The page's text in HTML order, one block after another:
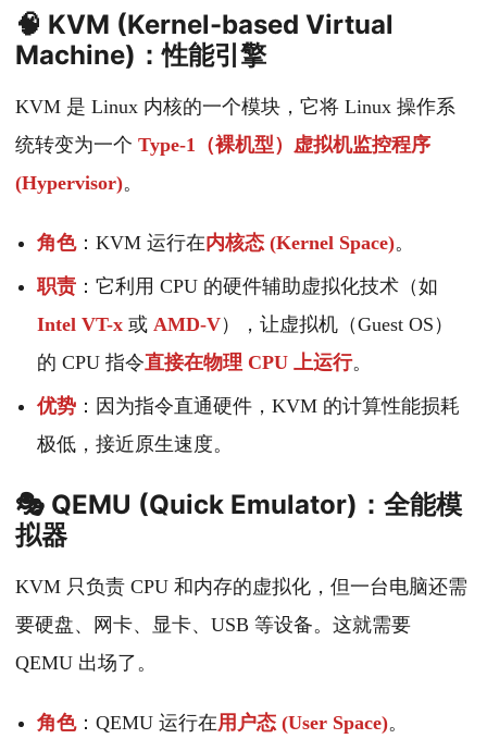
🧠 KVM (Kernel-based Virtual
Machine)：性能引擎
KVM 是 Linux 内核的一个模块，它将 Linux 操作系
统转变为一个 Type-1（裸机型）虚拟机监控程序
(Hypervisor)。
角色：KVM 运行在内核态 (Kernel Space)。
职责 ：它利用 CPU 的硬件辅助虚拟化技术（如
Intel VT-x 或 AMD-V），让虚拟机（Guest OS）
的 CPU 指令直接在物理 CPU 上运行。
优势 ：因为指令直通硬件，KVM 的计算性能损耗
极低，接近原生速度。
🎭 QEMU (Quick Emulator)：全能模
拟器
KVM 只负责 CPU 和内存的虚拟化，但一台电脑还需
要硬盘、网卡、显卡、USB 等设备。这就需要
QEMU 出场了。
角色：QEMU 运行在用户态 (User Space)。